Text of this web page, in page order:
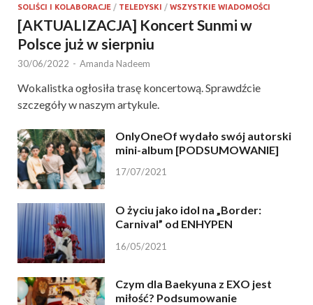
SOLIŚCI I KOLABORACJE / TELEDYSKI / WSZYSTKIE WIADOMOŚCI
[AKTUALIZACJA] Koncert Sunmi w
Polsce już w sierpniu
30/06/2022 - Amanda Nadeem
Wokalistka ogłosiła trasę koncertową. Sprawdźcie
szczegóły w naszym artykule.
OnlyOneOf wydało swój autorski
mini-album [PODSUMOWANIE]
17/07/2021
O życiu jako idol na „Border:
Carnival” od ENHYPEN
16/05/2021
Czym dla Baekyuna z EXO jest
miłość? Podsumowanie